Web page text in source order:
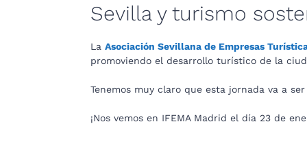
Sevilla y turismo
LaAsociación Sevillana de Empresas
promoviendo el desarrollo turístico de la
Tenemos muy claro que esta jornada va a
¡Nos vemos en IFEMA Madrid el día 23 de